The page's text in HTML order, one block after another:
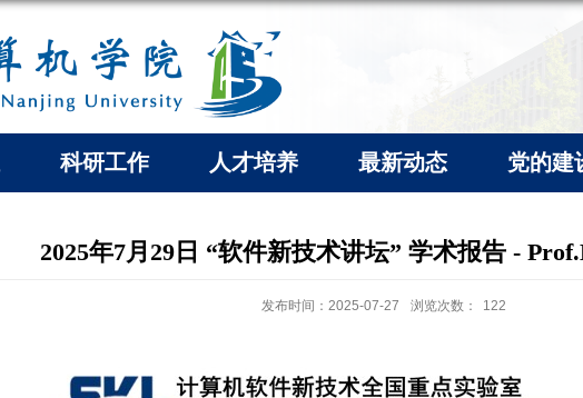
科研工作 人才培养 最新动态 党的建
2025年7月29日 “软件新技术讲坛” 学术报告 -
发布时间：2025-07-27 浏览次数： 122